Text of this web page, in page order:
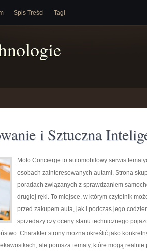
Spis Treści Tagi
i Sztuczna
Moto Concierge to automobilowy serwis
osobach zainteresowanych autami. Strona
poradach związanych z sprawdzaniem
drugiej ręki. To miejsce, w którym czytelnik
przed zakupem auta, jak i podczas jego
sprzedaży czy oceny stanu technicznego
Charakter strony można określić jako
ale porusza tematy, które mogą